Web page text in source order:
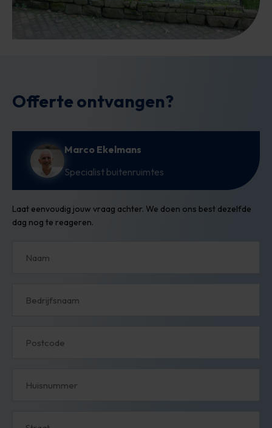
Offerte ontvangen?
Marco Ekelmans
Specialist buitenruimtes
Laat eenvoudig jouw vraag achter. We doen ons best dezelfde
dag nog te reageren.